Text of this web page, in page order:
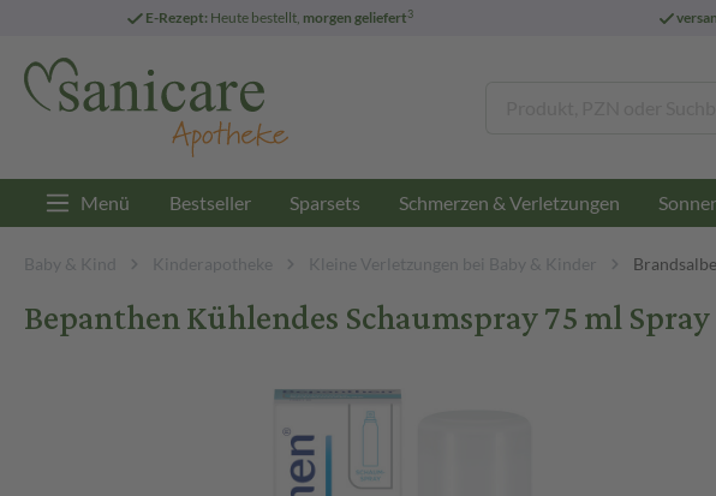
E-Rezept: Heute bestellt, morgen geliefert3
Menü Bestseller Sparsets Schmerzen & Verletzungen
Baby & Kind Kinderapotheke Kleine Verletzungen bei Baby & Kinder
Bepanthen Kühlendes Schaumspray 75 ml Spray